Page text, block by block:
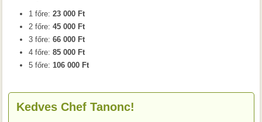
1 főre:23 000 Ft
2 főre:45 000 Ft
3 főre:66 000 Ft
4 főre:85 000 Ft
5 főre:106 000 Ft
Kedves Chef Tanonc!